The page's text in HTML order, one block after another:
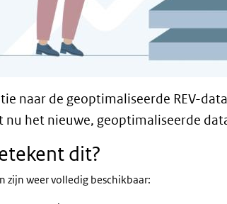
naar de geoptimaliseerde REV-
nu het nieuwe, geoptimaliseerde
dit?
zijn weer volledig beschikbaar: